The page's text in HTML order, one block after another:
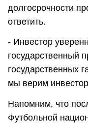
долгосрочности
ответить.
- Инвестор
государственный
государственных
мы верим
Напомним, что
Футбольной